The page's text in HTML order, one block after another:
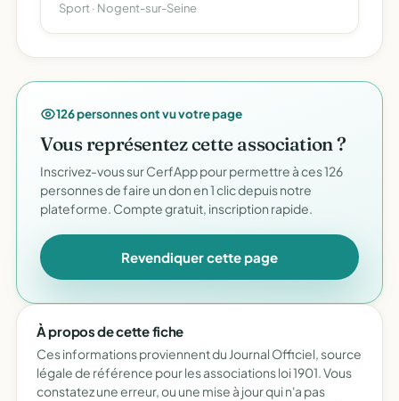
Sport · Nogent-sur-Seine
126 personnes ont vu votre page
Vous représentez cette association ?
Inscrivez-vous sur CerfApp pour permettre à ces 126
personnes de faire un don en 1 clic depuis notre
plateforme. Compte gratuit, inscription rapide.
Revendiquer cette page
À propos de cette fiche
Ces informations proviennent du Journal Officiel, source
légale de référence pour les associations loi 1901. Vous
constatez une erreur, ou une mise à jour qui n'a pas